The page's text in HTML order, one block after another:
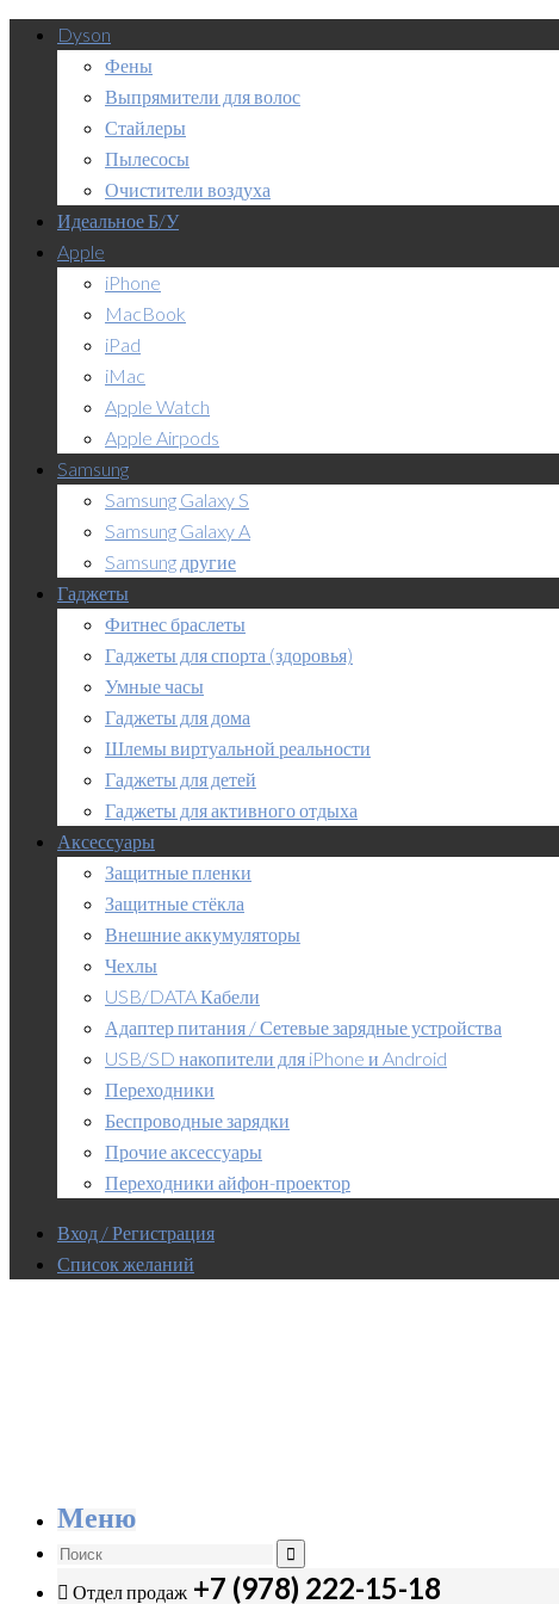
Dyson
Фены
Выпрямители для волос
Стайлеры
Пылесосы
Очистители воздуха
Идеальное Б/У
Apple
iPhone
MacBook
iPad
iMac
Apple Watch
Apple Airpods
Samsung
Samsung Galaxy S
Samsung Galaxy A
Samsung другие
Гаджеты
Фитнес браслеты
Гаджеты для спорта (здоровья)
Умные часы
Гаджеты для дома
Шлемы виртуальной реальности
Гаджеты для детей
Гаджеты для активного отдыха
Аксессуары
Защитные пленки
Защитные стёкла
Внешние аккумуляторы
Чехлы
USB/DATA Кабели
Адаптер питания / Сетевые зарядные устройства
USB/SD накопители для iPhone и Android
Переходники
Беспроводные зарядки
Прочие аксессуары
Переходники айфон-проектор
Вход / Регистрация
Список желаний
Меню
Отдел продаж +7 (978) 222-15-18